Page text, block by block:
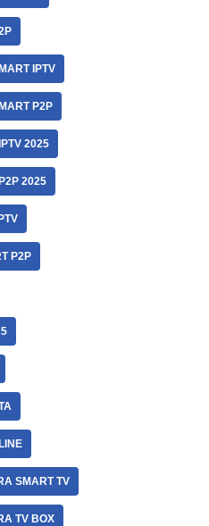
IPTV
P2P
2025
2025
P2P
SMART TV
TV BOX